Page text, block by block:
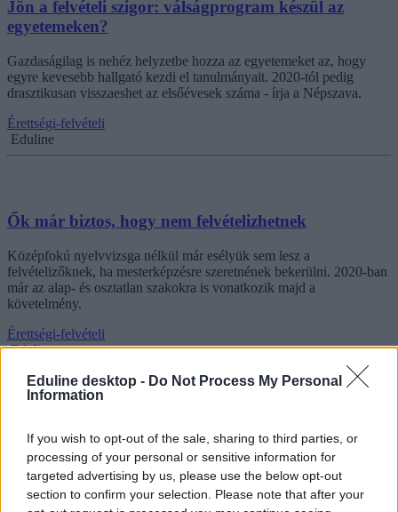
Eduline desktop - Do Not Process My Personal
Information
If you wish to opt-out of the sale, sharing to third parties, or
processing of your personal or sensitive information for
targeted advertising by us, please use the below opt-out
section to confirm your selection. Please note that after your
Jön a felvételi szigor: válságprogram készül az
egyetemeken?
Gazdaságilag is nehéz helyzetbe hozza az egyetemeket az, hogy
egyre kevesebb hallgató kezdi el tanulmányait. 2020-tól pedig
drasztikusan visszaeshet az elsőévesek száma - írja a Népszava.
Érettségi-felvételi
Eduline
Ők már biztos, hogy nem felvételizhetnek
Középfokú nyelvvizsga nélkül már esélyük sem lesz a
felvételizőknek, ha mesterképzésre szeretnének bekerülni. 2020-ban
már az alap- és osztatlan szakokra is vonatkozik majd a
követelmény.
Érettségi-felvételi
Eduline